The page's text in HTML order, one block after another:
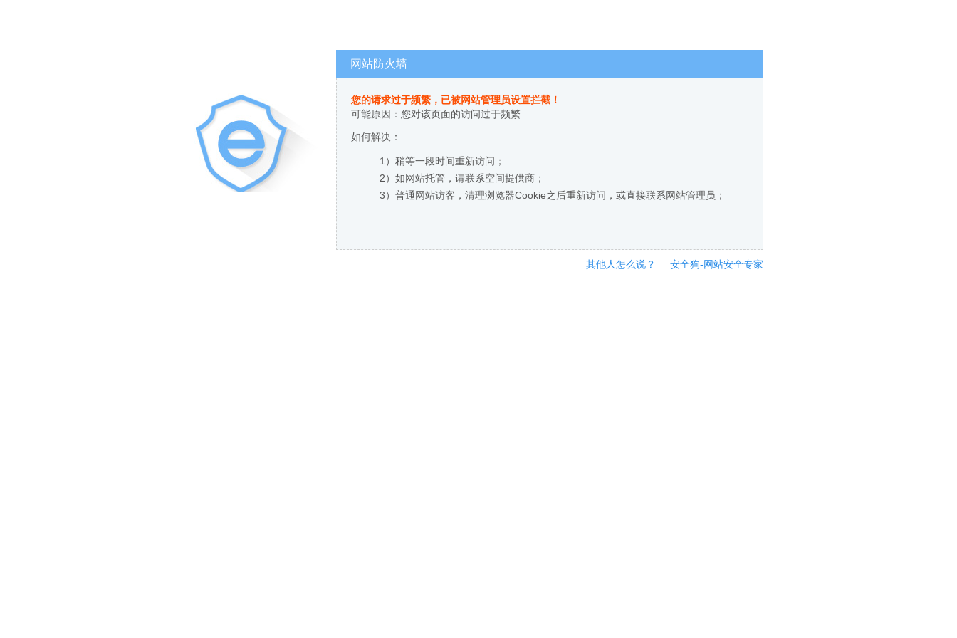
网站防火墙
您的请求过于频繁，已被网站管理员设置拦截！
可能原因：您对该页面的访问过于频繁
如何解决：
1）稍等一段时间重新访问；
2）如网站托管，请联系空间提供商；
3）普通网站访客，清理浏览器Cookie之后重新访问，或直接联系网站管理员；
其他人怎么说？ 安全狗-网站安全专家